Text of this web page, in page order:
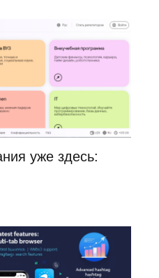
уже здесь: